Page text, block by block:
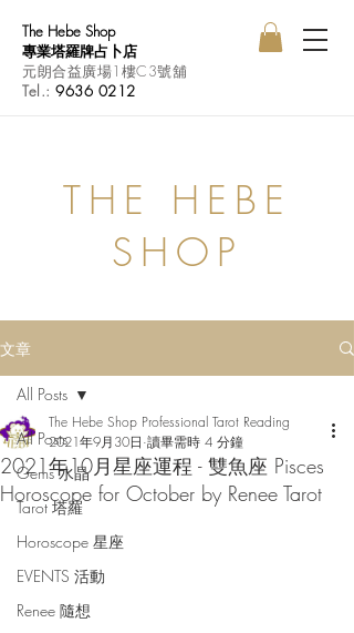
The Hebe Shop
專業塔羅牌占卜店
元朗合益廣場1樓C3號舖
Tel.:9636 0212
THE HEBE
SHOP
文章
All Posts
Gems 水晶
Tarot 塔羅
Horoscope 星座
EVENTS 活動
Renee 隨想
All Posts
2021年10月星座運程 - 雙魚座 Pisces
Horoscope for October by Renee Tarot
The Hebe Shop Professional Tarot Reading
2021年9月30日 讀畢需時 4 分鐘